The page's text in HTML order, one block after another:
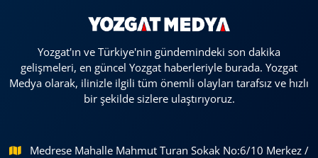
Yozgat'ın ve Türkiye'nin gündemindeki son dakika
gelişmeleri, en güncel Yozgat haberleriyle burada. Yozgat
Medya olarak, ilinizle ilgili tüm önemli olayları tarafsız ve hızlı
bir şekilde sizlere ulaştırıyoruz.
Medrese Mahalle Mahmut Turan Sokak No:6/10 Merkez /